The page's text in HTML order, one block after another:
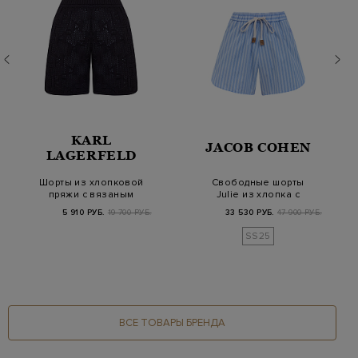
KARL
LAGERFELD
Шорты из хлопковой
пряжи с вязаным
узором K/Signature
5 910 РУБ. 19 700 РУБ.
JACOB COHEN
Свободные шорты
Julie из хлопка с
принтом в полоску и…
33 530 РУБ. 47 900 РУБ.
SS25
ВСЕ ТОВАРЫ БРЕНДА